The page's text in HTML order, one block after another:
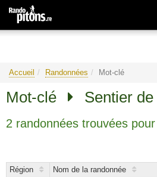
Accueil Randonnées Mot-clé
Mot-clé Sentier
2 randonnées trouvées
Région Nom de la randonnée